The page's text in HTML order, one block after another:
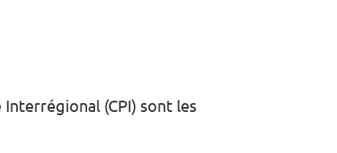
(CPI) sont les